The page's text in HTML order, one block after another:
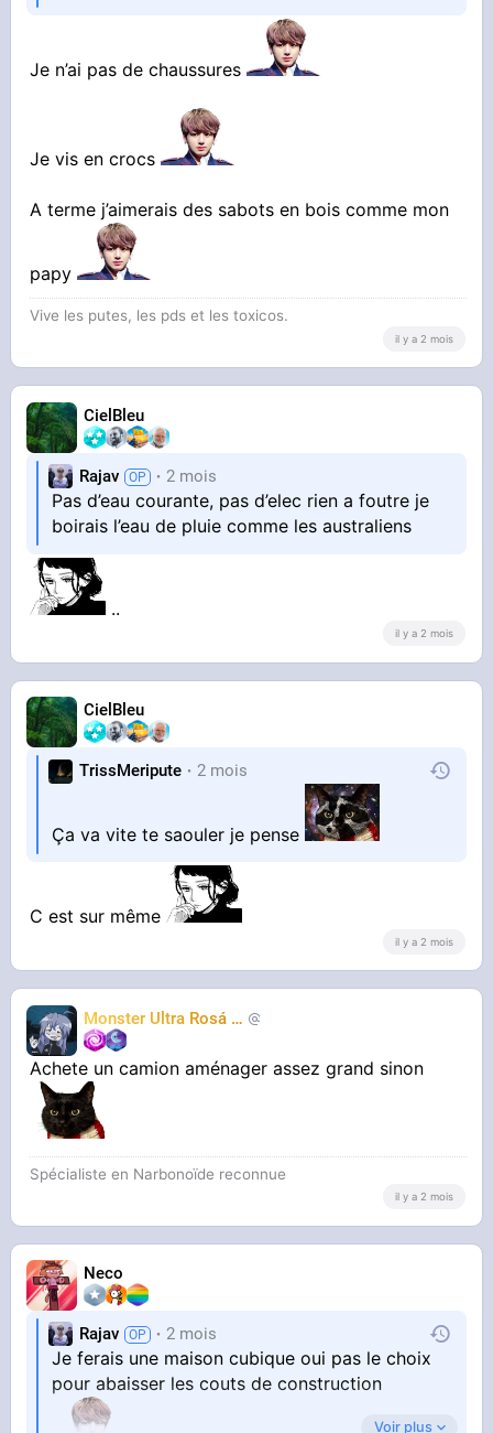
Je n’ai pas de chaussures
Je vis en crocs
A terme j’aimerais des sabots en bois comme mon
papy
Vive les putes, les pds et les toxicos.
il y a 2 mois
CielBleu
Rajav 2 mois
Pas d’eau courante, pas d’elec rien a foutre je
boirais l’eau de pluie comme les australiens
..
il y a 2 mois
CielBleu
TrissMeripute 2 mois
Ça va vite te saouler je pense
C est sur même
il y a 2 mois
Monster Ultra Rosá
❤️
Achete un camion aménager assez grand sinon
Spécialiste en Narbonoïde reconnue
il y a 2 mois
Neco
Rajav 2 mois
Je ferais une maison cubique oui pas le choix
pour abaisser les couts de construction
Voir plus